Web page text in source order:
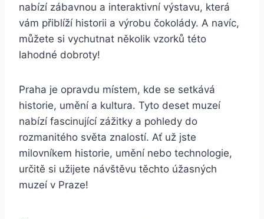
nabízí zábavnou a interaktivní výstavu, která
vám přiblíží historii a výrobu čokolády. A navíc,
můžete si vychutnat několik vzorků této
lahodné dobroty!
Praha je opravdu místem, kde se setkává
historie, umění a kultura. Tyto deset muzeí
nabízí fascinující zážitky a pohledy do
rozmanitého světa znalostí. Ať už jste
milovníkem historie, umění nebo technologie,
určitě si užijete návštěvu těchto úžasných
muzeí v Praze!